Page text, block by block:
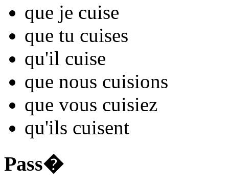
que je cuise
que tu cuises
qu'il cuise
que nous cuisions
que vous cuisiez
qu'ils cuisent
Pass�